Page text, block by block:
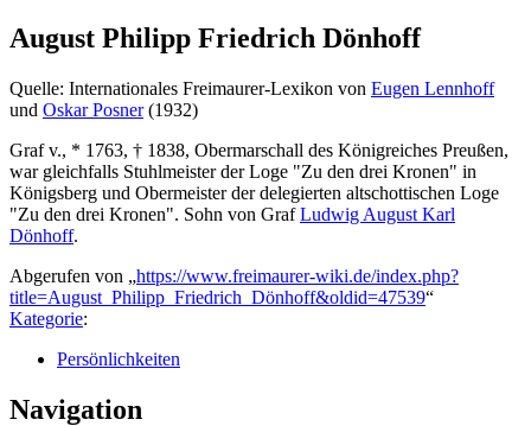
August Philipp Friedrich Dönhoff
Quelle: Internationales Freimaurer-Lexikon von Eugen Lennhoff
und Oskar Posner(1932)
Graf v., * 1763, † 1838, Obermarschall des Königreiches Preußen,
war gleichfalls Stuhlmeister der Loge "Zu den drei Kronen" in
Königsberg und Obermeister der delegierten altschottischen Loge
"Zu den drei Kronen". Sohn von GrafLudwig August Karl
Dönhoff.
Abgerufen von „https://www.freimaurer-wiki.de/index.php?
title=August_Philipp_Friedrich_Dönhoff&oldid=47539“
Kategorie:
Persönlichkeiten
Navigation